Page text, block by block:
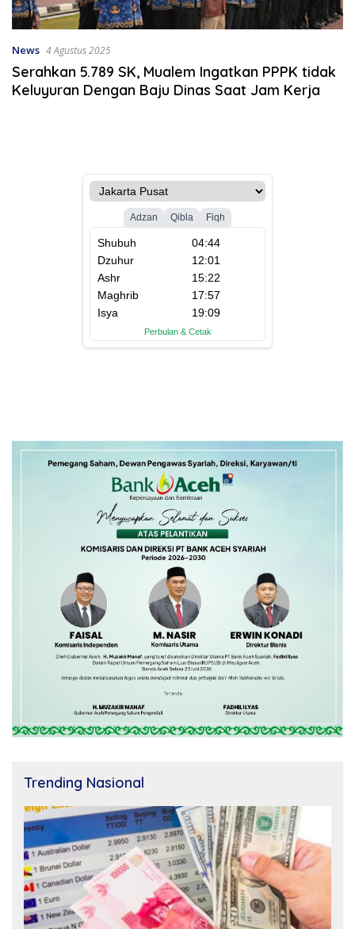
News 4 Agustus 2025
Serahkan 5.789 SK, Mualem Ingatkan PPPK tidak
Keluyuran Dengan Baju Dinas Saat Jam Kerja
Trending Nasional